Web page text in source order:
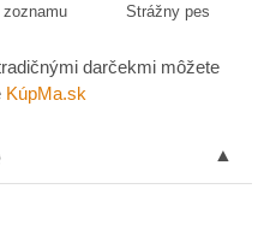
zoznamu Strážny pes
darčekmi môžete
KúpMa.sk